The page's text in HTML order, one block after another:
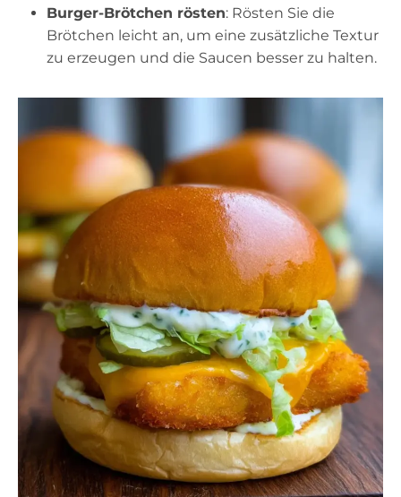
Burger-Brötchen rösten: Rösten Sie die
Brötchen leicht an, um eine zusätzliche Textur
zu erzeugen und die Saucen besser zu halten.